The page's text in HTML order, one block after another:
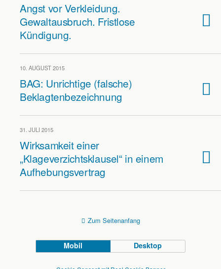
Angst vor Verkleidung.
Gewaltausbruch. Fristlose
Kündigung.
10. AUGUST 2015
BAG: Unrichtige (falsche)
Beklagtenbezeichnung
31. JULI 2015
Wirksamkeit einer
„Klageverzichtsklausel“ in einem
Aufhebungsvertrag
Zum Seitenanfang
Mobil Desktop